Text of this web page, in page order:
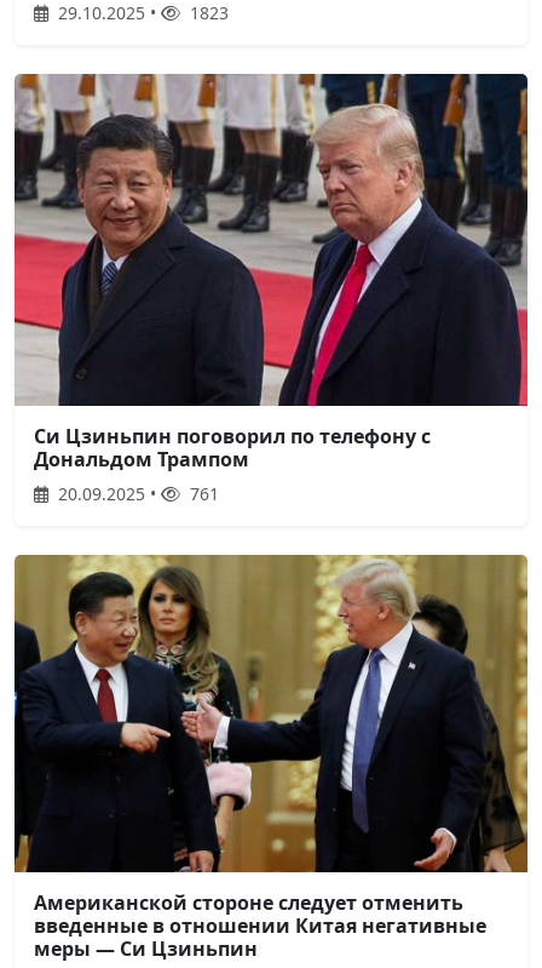
29.10.2025 • 1823
Си Цзиньпин поговорил по телефону с
Дональдом Трампом
20.09.2025 • 761
Американской стороне следует отменить
введенные в отношении Китая негативные
меры — Си Цзиньпин